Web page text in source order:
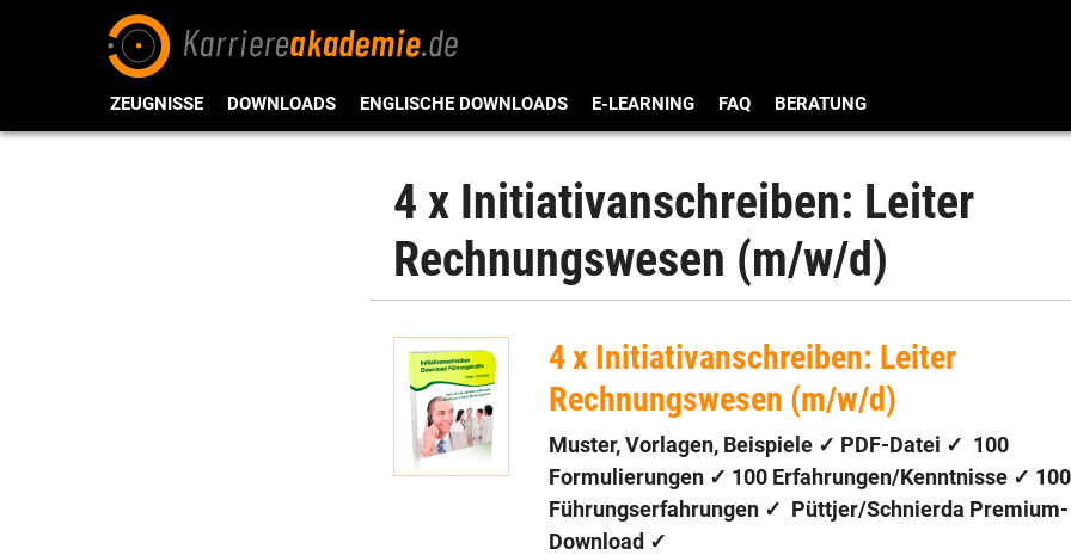
ZEUGNISSE DOWNLOADS ENGLISCHE DOWNLOADS E-LEARNING FAQ BERATUNG
4 x Initiativanschreiben: Leiter
Rechnungswesen (m/w/d)
4 x Initiativanschreiben: Leiter
Rechnungswesen (m/w/d)
Muster, Vorlagen, Beispiele ✓ PDF-Datei ✓ 100
Formulierungen ✓ 100 Erfahrungen/Kenntnisse ✓ 100
Führungserfahrungen ✓
Püttjer/Schnierda Premium-
Download ✓